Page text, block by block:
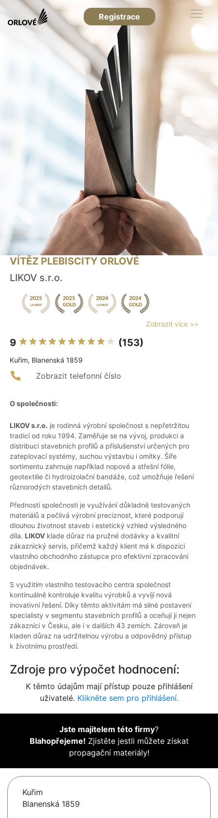
Registrace
VÍTĚZ PLEBISCITY ORLOVÉ
LIKOV s.r.o.
Zobrazit více >>
9 (153)
Kuřim, Blanenská 1859
Zobrazit telefonní číslo
O společnosti:
LIKOV s.r.o. je rodinná výrobní společnost s nepřetržitou
tradicí od roku 1994. Zaměřuje se na vývoj, produkci a
distribuci stavebních profilů a příslušenství určených pro
zateplovací systémy, suchou výstavbu i omítky. Šíře
sortimentu zahrnuje například nopové a střešní fólie,
geotextilie či hydroizolační bandáže, což umožňuje řešení
různorodých stavebních detailů.
Předností společnosti je využívání důkladně testovaných
materiálů a pečlivá výrobní preciznost, které podporují
dlouhou životnost staveb i estetický vzhled výsledného
díla. LIKOV klade důraz na pružné dodávky a kvalitní
zákaznický servis, přičemž každý klient má k dispozici
vlastního obchodního zástupce pro efektivní zpracování
objednávek.
S využitím vlastního testovacího centra společnost
kontinuálně kontroluje kvalitu výrobků a vyvíjí nová
inovativní řešení. Díky těmto aktivitám má silné postavení
specialisty v segmentu stavebních profilů a oceňují ji nejen
zákazníci v Česku, ale i v dalších 43 zemích. Zároveň je
kladen důraz na udržitelnou výrobu a odpovědný přístup
k životnímu prostředí.
Zdroje pro výpočet hodnocení:
K těmto údajům mají přístup pouze přihlášení
uživatelé. Klikněte sem pro přihlášení.
Jste majitelem této firmy?
Blahopřejeme! Zjistěte jestli můžete získat
propagační materiály!
Kuřim
Blanenská 1859